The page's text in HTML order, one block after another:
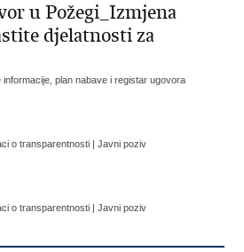
u Požegi_Izmjena
djelatnosti za
informacije, plan nabave i registar ugovora
o transparentnosti |Javni poziv
o transparentnosti |Javni poziv